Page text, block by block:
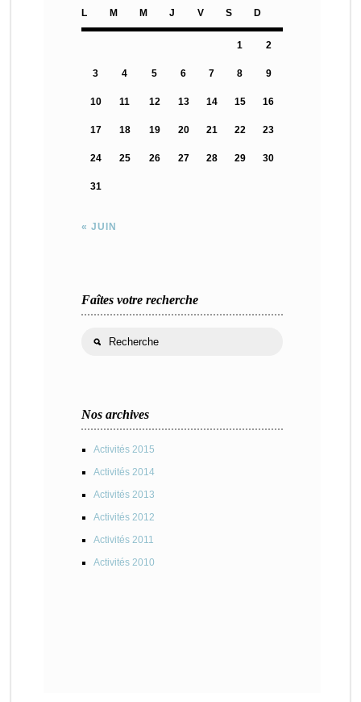
L M M J V S D
« JUIN
1 2
3 4 5 6 7 8 9
10 11 12 13 14 15 16
17 18 19 20 21 22 23
24 25 26 27 28 29 30
31
Faîtes votre recherche
Nos archives
Activités 2015
Activités 2014
Activités 2013
Activités 2012
Activités 2011
Activités 2010